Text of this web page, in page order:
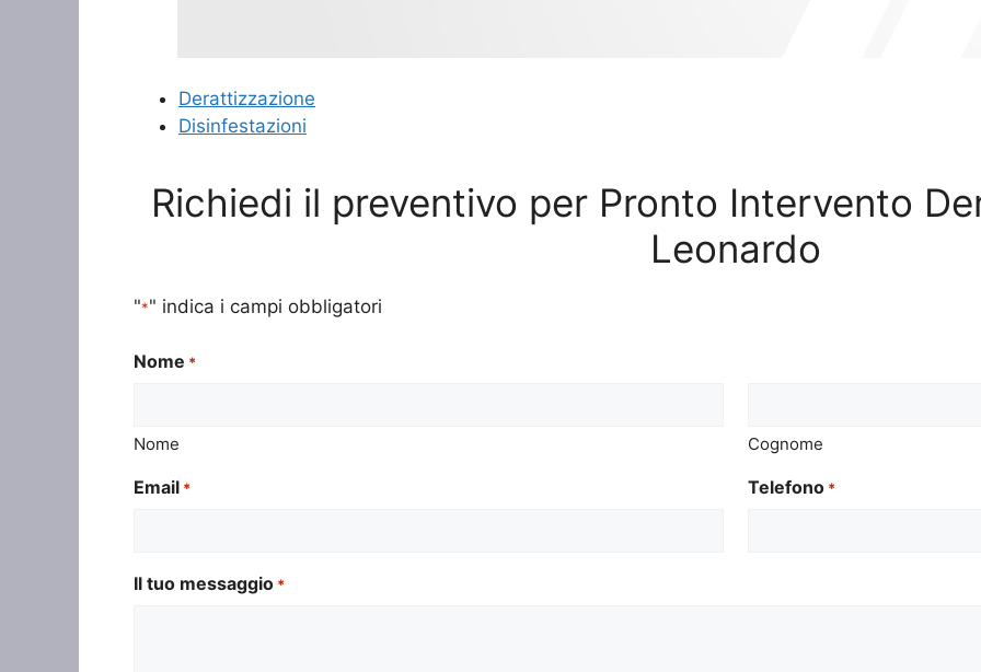
Derattizzazione
Disinfestazioni
Richiedi il preventivo per Pronto Intervento
Leonardo
"*" indica i campi obbligatori
Nome *
Nome Cognome
Email * Telefono *
Il tuo messaggio *